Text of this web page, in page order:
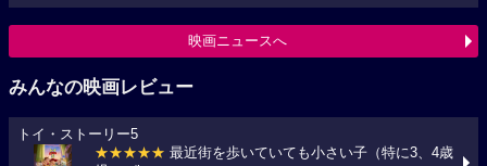
映画ニュースへ
みんなの映画レビュー
トイ・ストーリー5
★★★★★ 最近街を歩いていても小さい子（特に3、4歳